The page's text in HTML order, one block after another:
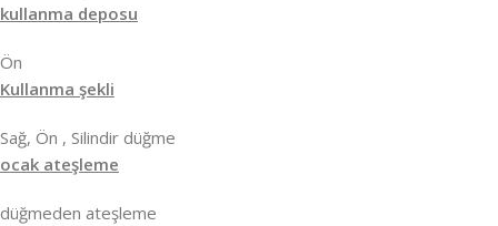
kullanma deposu
Ön
Kullanma şekli
Sağ, Ön , Silindir düğme
ocak ateşleme
düğmeden ateşleme